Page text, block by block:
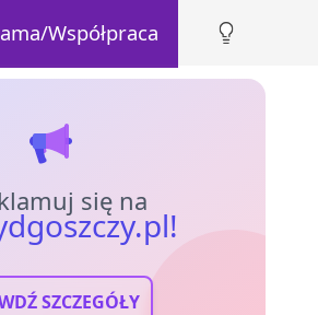
Współpraca
się na
SZCZEGÓŁY